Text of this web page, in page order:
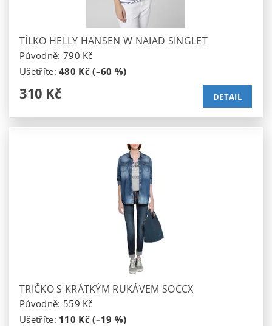
TÍLKO HELLY HANSEN W NAIAD SINGLET
Původně: 790 Kč
Ušetříte:480 Kč (–60 %)
310 Kč DETAIL
TRIČKO S KRÁTKÝM RUKÁVEM SOCCX
Původně: 559 Kč
Ušetříte: 110 Kč (–19 %)